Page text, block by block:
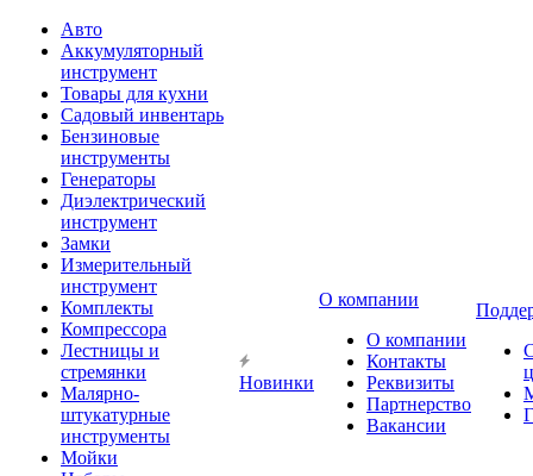
Авто
Аккумуляторный
инструмент
Товары для кухни
Садовый инвентарь
Бензиновые
инструменты
Генераторы
Диэлектрический
инструмент
Замки
Измерительный
инструмент
Комплекты
Компрессора
Лестницы и
стремянки
Малярно-
штукатурные
инструменты
Мойки
Новинки
О компании
О компании
Контакты
Реквизиты
Партнерство
Вакансии